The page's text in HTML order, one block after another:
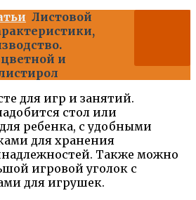
Листовой
и
для игр и занятий.
стол или
ребенка, с удобными
для хранения
Также можно
игровой уголок с
для игрушек.